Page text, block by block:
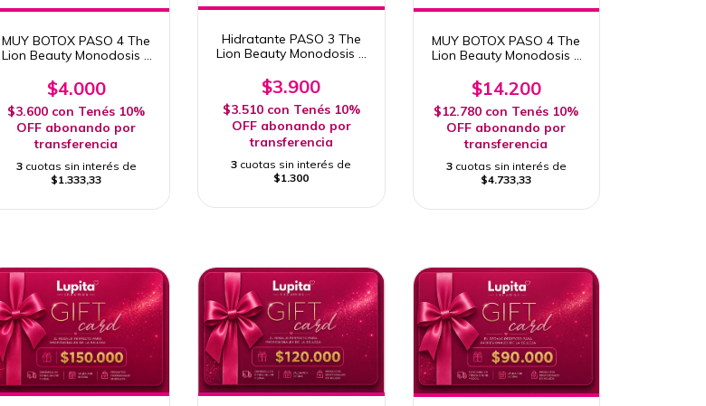
MUY BOTOX PASO 4 The
Lion Beauty Monodosis 1
$4.000
$3.600 con Tenés 10%
OFF abonando por
transferencia
3 cuotas sin interés de
$1.333,33
Hidratante PASO 3 The
Lion Beauty Monodosis 1
$3.900
$3.510 con Tenés 10%
OFF abonando por
transferencia
3 cuotas sin interés de
$1.300
MUY BOTOX PASO 4 The
Lion Beauty Monodosis 1
$14.200
$12.780 con Tenés 10%
OFF abonando por
transferencia
3 cuotas sin interés de
$4.733,33